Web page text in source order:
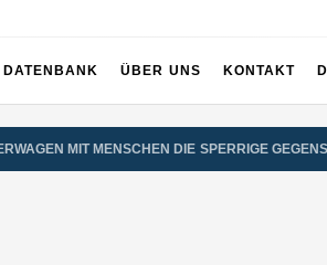
DATENBANK ÜBER UNS KONTAKT
MIT MENSCHEN DIE SPERRIGE